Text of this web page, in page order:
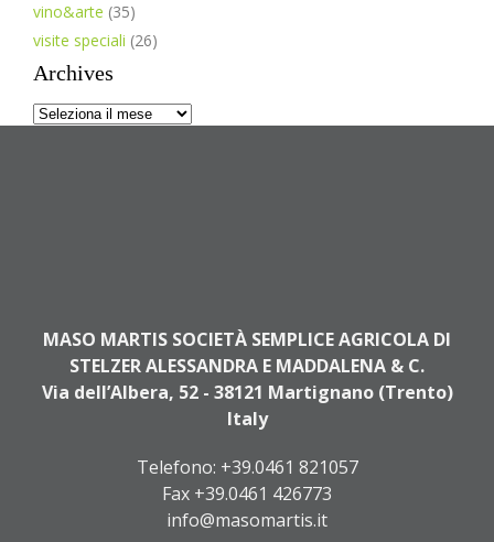
vino&arte (35)
visite speciali (26)
Archives
Archives
MASO MARTIS SOCIETÀ SEMPLICE AGRICOLA DI
STELZER ALESSANDRA E MADDALENA & C.
Via dell’Albera, 52 - 38121 Martignano (Trento)
Italy
Telefono: +39.0461 821057
Fax +39.0461 426773
info@masomartis.it